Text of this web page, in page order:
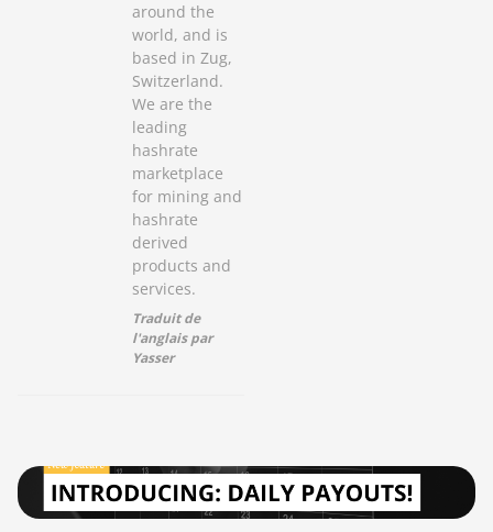
around the
world, and is
based in Zug,
Switzerland.
We are the
leading
hashrate
marketplace
for mining and
hashrate
derived
products and
services.
Traduit de
l'anglais par
Yasser